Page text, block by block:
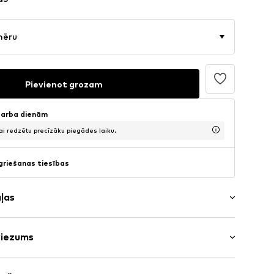
Pievienot grozam
dienām
redzētu precīzāku piegādes laiku.
tiesības